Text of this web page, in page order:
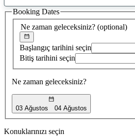
öneri
bulundu
Ne zaman geleceksiniz? (optional)
Başlangıç tarihini seçin
Bitiş tarihini seçin
Ne zaman geleceksiniz?
03 Ağustos 04 Ağustos
Booking Dates
Konuklarınızı seçin